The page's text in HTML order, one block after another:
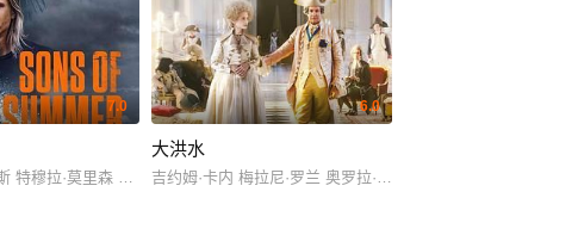
元 廉智詠 刘正厚 金承熙
7.0
特穆拉·莫里森 乔·戴维森 克里斯托弗·佩特
6.0
大洪水
吉约姆·卡内 梅拉尼·罗兰 奥罗拉·布鲁坦 雨果·狄龙 法布里